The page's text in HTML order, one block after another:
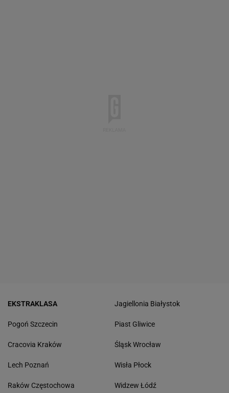
EKSTRAKLASA
Pogoń Szczecin
Cracovia Kraków
Lech Poznań
Raków Częstochowa
Jagiellonia Białystok
Piast Gliwice
Śląsk Wrocław
Wisła Płock
Widzew Łódź